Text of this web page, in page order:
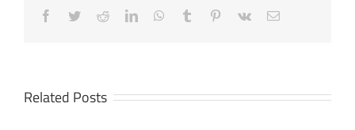
Facebook
TwitterRedditLinkedInWhatsApp
Tumblr Pinterest
Vk Email
Related Posts